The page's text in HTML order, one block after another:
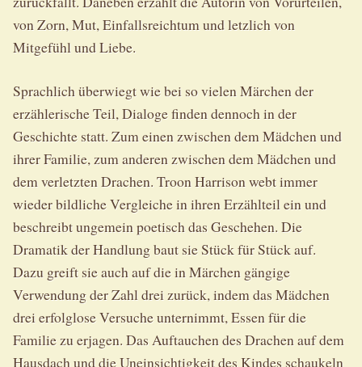
von Zorn, Mut, Einfallsreichtum und letzlich von
Mitgefühl und Liebe.
Sprachlich überwiegt wie bei so vielen Märchen der
erzählerische Teil, Dialoge finden dennoch in der
Geschichte statt. Zum einen zwischen dem Mädchen und
ihrer Familie, zum anderen zwischen dem Mädchen und
dem verletzten Drachen. Troon Harrison webt immer
wieder bildliche Vergleiche in ihren Erzählteil ein und
beschreibt ungemein poetisch das Geschehen. Die
Dramatik der Handlung baut sie Stück für Stück auf.
Dazu greift sie auch auf die in Märchen gängige
Verwendung der Zahl drei zurück, indem das Mädchen
drei erfolglose Versuche unternimmt, Essen für die
Familie zu erjagen. Das Auftauchen des Drachen auf dem
Hausdach und die Uneinsichtigkeit des Kindes schaukeln